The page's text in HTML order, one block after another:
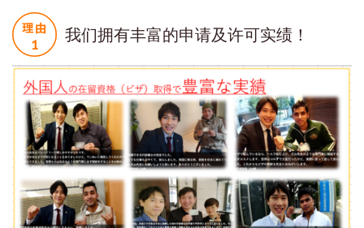
我们拥有丰富的申请及许可实绩！